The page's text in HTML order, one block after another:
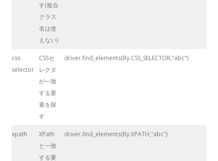
す(複合
クラス
名は使
えない)
css
selector
CSSセ
レクタ
が一致
する要
素を探
す
driver.find_elements(By.CSS_SELECTOR,"abc")
xpath
XPath
と一致
する要
driver.find_elements(By.XPATH,"abc")